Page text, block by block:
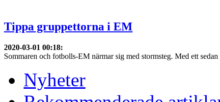
Tippa gruppettorna i EM
2020-03-01 00:18:
Sommaren och fotbolls-EM närmar sig med stormsteg. Med ett
Nyheter